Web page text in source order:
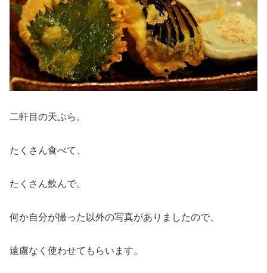
二軒目の天ぷら。
たくさん食べて、
たくさん飲んで。
何か自分が撮った以外の写真がありましたので、
遠慮なく使わせてもらいます。